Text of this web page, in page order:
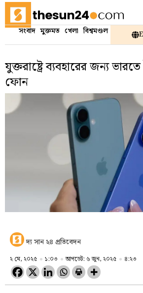
সংবাদ মুক্তমত খেলা বিশ্বমণ্ডল
যুক্তরাষ্ট্রে ব্যবহারের জন্য
ফোন
দ্য সান ২৪ প্রতিবেদন
২ মে, ২০২৫ ১:০৩ আপডেট: ৬ জুন, ২০২৫ ৪:২৩